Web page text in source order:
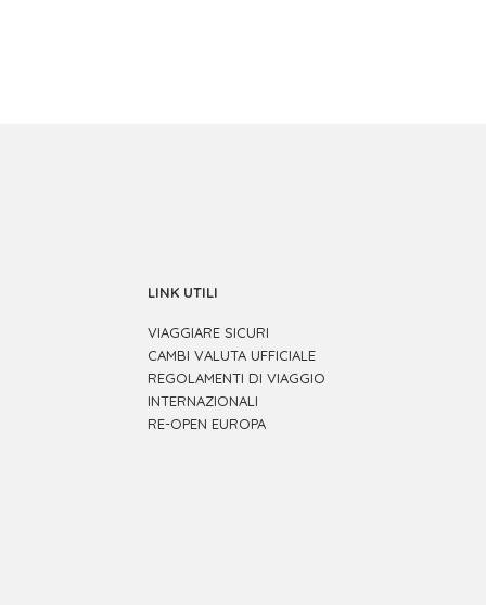
LINK UTILI
VIAGGIARE SICURI
CAMBI VALUTA UFFICIALE
REGOLAMENTI DI VIAGGIO
INTERNAZIONALI
RE-OPEN EUROPA